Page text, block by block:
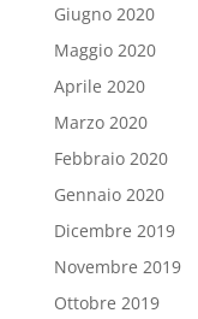
Giugno 2020
Maggio 2020
Aprile 2020
Marzo 2020
Febbraio 2020
Gennaio 2020
Dicembre 2019
Novembre 2019
Ottobre 2019